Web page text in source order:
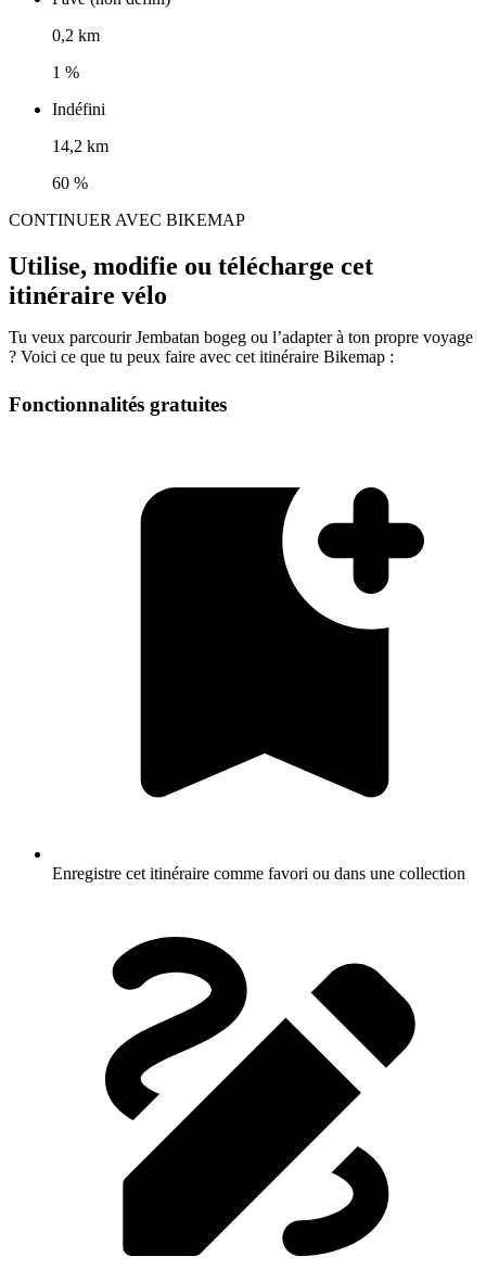
0,2 km
1 %
Indéfini
14,2 km
60 %
CONTINUER AVEC BIKEMAP
Utilise, modifie ou télécharge cet
itinéraire vélo
Tu veux parcourir Jembatan bogeg ou l’adapter à ton propre voyage
? Voici ce que tu peux faire avec cet itinéraire Bikemap :
Fonctionnalités gratuites
Enregistre cet itinéraire comme favori ou dans une collection